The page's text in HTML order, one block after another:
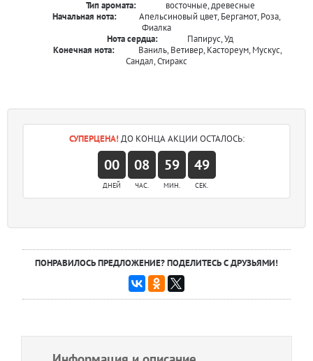
Тип аромата:
восточные, древесные
Начальная нота:
Апельсиновый цвет, Бергамот, Роза,
Фиалка
Нота сердца:
Папирус, Уд
Конечная нота:
Ваниль, Ветивер, Кастореум, Мускус,
Сандал, Стиракс
СУПЕРЦЕНА! ДО КОНЦА АКЦИИ ОСТАЛОСЬ:
00 08 59 49
ДНЕЙ ЧАС. МИН. СЕК.
ПОНРАВИЛОСЬ ПРЕДЛОЖЕНИЕ? ПОДЕЛИТЕСЬ С ДРУЗЬЯМИ!